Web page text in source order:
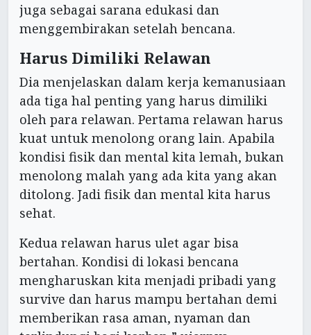
juga sebagai sarana edukasi dan
menggembirakan setelah bencana.
Harus Dimiliki Relawan
Dia menjelaskan dalam kerja kemanusiaan
ada tiga hal penting yang harus dimiliki
oleh para relawan. Pertama relawan harus
kuat untuk menolong orang lain. Apabila
kondisi fisik dan mental kita lemah, bukan
menolong malah yang ada kita yang akan
ditolong. Jadi fisik dan mental kita harus
sehat.
Kedua relawan harus ulet agar bisa
bertahan. Kondisi di lokasi bencana
mengharuskan kita menjadi pribadi yang
survive dan harus mampu bertahan demi
memberikan rasa aman, nyaman dan